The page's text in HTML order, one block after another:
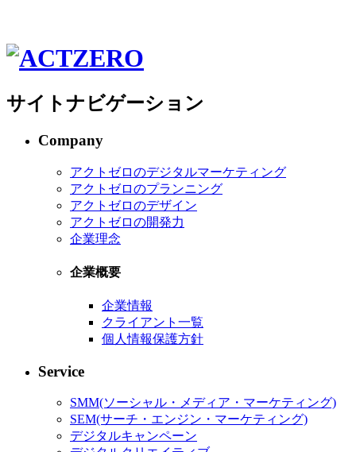
サイトナビゲーション
Company
アクトゼロのデジタルマーケティング
アクトゼロのプランニング
アクトゼロのデザイン
アクトゼロの開発力
企業理念
企業概要
企業情報
クライアント一覧
個人情報保護方針
Service
SMM(ソーシャル・メディア・マーケティング)
SEM(サーチ・エンジン・マーケティング)
デジタルキャンペーン